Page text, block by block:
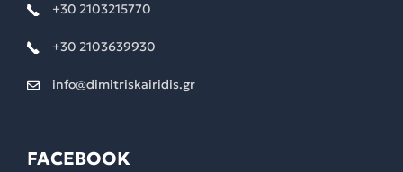
+30 2103215770
+30 2103639930
info@dimitriskairidis.gr
FACEBOOK